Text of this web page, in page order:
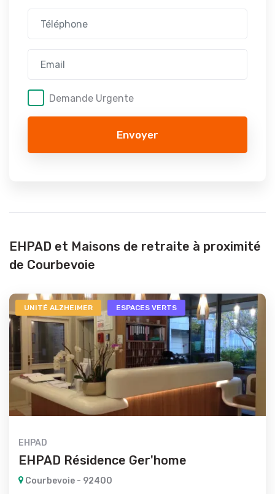
Demande Urgente
Envoyer
EHPAD et Maisons de retraite à proximité
de Courbevoie
UNITÉ ALZHEIMER ESPACES VERTS
EHPAD
EHPAD Résidence Ger'home
Courbevoie - 92400